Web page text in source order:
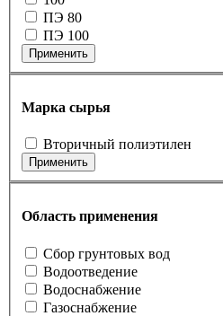
ПЭ 80
ПЭ 100
Применить
Марка сырья
Вторичный полиэтилен
Применить
Область применения
Cбор грунтовых вод
Водоотведение
Водоснабжение
Газоснабжение